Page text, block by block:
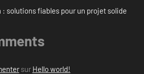
solutions fiables pour un projet solide
sur Hello world!